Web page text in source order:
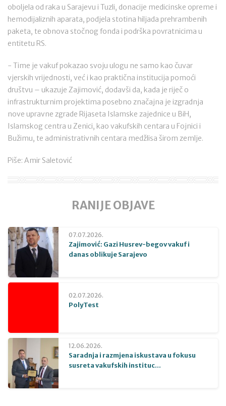
oboljela od raka u Sarajevu i Tuzli, donacije medicinske opreme i
hemodijaliznih aparata, podjela stotina hiljada prehrambenih
paketa, te obnova stočnog fonda i podrška povratnicima u
entitetu RS.
- Time je vakuf pokazao svoju ulogu ne samo kao čuvar
vjerskih vrijednosti, već i kao praktična institucija pomoći
društvu – ukazuje Zajimović, dodavši da, kada je riječ o
infrastrukturnim projektima posebno značajna je izgradnja
nove upravne zgrade Rijaseta Islamske zajednice u BiH,
Islamskog centra u Zenici, kao vakufskih centara u Fojnici i
Bužimu, te administrativnih centara medžlisa širom zemlje.
Piše: Amir Saletović
RANIJE OBJAVE
07.07.2026.
Zajimović: Gazi Husrev-begov vakuf i
danas oblikuje Sarajevo
02.07.2026.
PolyTest
12.06.2026.
Saradnja i razmjena iskustava u fokusu
susreta vakufskih instituc...